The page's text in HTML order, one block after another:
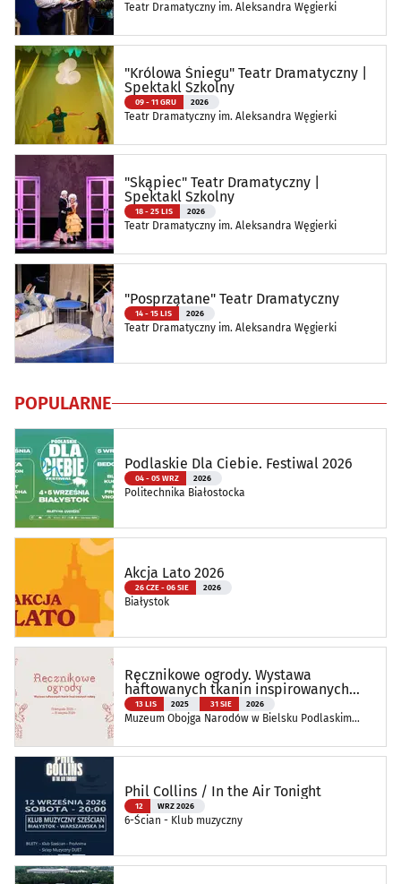
Teatr Dramatyczny im. Aleksandra Węgierki
"Królowa Śniegu" Teatr Dramatyczny |
Spektakl Szkolny
09 - 11 GRU 2026
Teatr Dramatyczny im. Aleksandra Węgierki
"Skąpiec" Teatr Dramatyczny |
Spektakl Szkolny
18 - 25 LIS 2026
Teatr Dramatyczny im. Aleksandra Węgierki
"Posprzątane" Teatr Dramatyczny
14 - 15 LIS 2026
Teatr Dramatyczny im. Aleksandra Węgierki
POPULARNE
Podlaskie Dla Ciebie. Festiwal 2026
04 - 05 WRZ 2026
Politechnika Białostocka
Akcja Lato 2026
26 CZE - 06 SIE 2026
Białystok
Ręcznikowe ogrody. Wystawa
haftowanych tkanin inspirowanych
naturą
13 LIS 2025 31 SIE 2026
Muzeum Obojga Narodów w Bielsku Podlaskim
Phil Collins / In the Air Tonight
12 WRZ 2026
6-Ścian - Klub muzyczny